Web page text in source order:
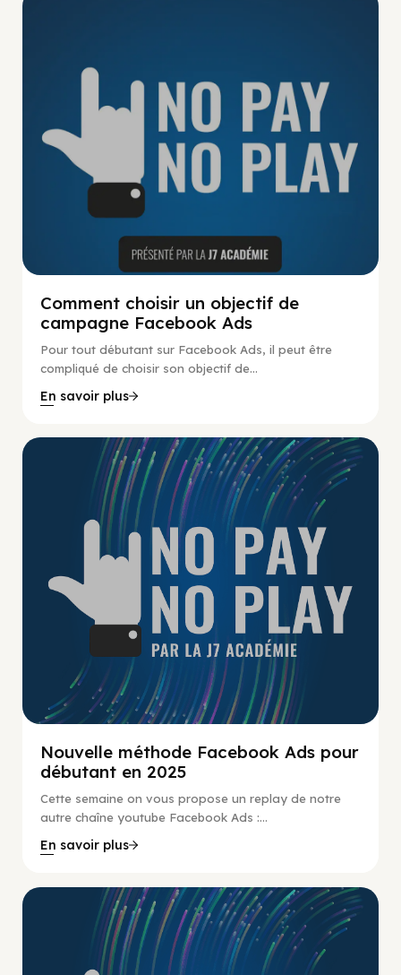
Comment choisir un objectif de
campagne Facebook Ads
Pour tout débutant sur Facebook Ads, il peut être
compliqué de choisir son objectif de...
En savoir plus
No Pay No Play
Nouvelle méthode Facebook Ads pour
débutant en 2025
Cette semaine on vous propose un replay de notre
autre chaîne youtube Facebook Ads :...
En savoir plus
No Pay No Play